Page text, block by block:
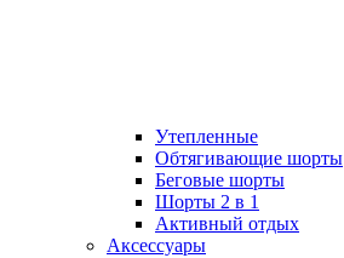
Утепленные
Обтягивающие шорты
Беговые шорты
Шорты 2 в 1
Активный отдых
Аксессуары